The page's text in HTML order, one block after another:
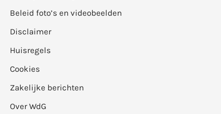
Beleid foto’s en videobeelden
Disclaimer
Huisregels
Cookies
Zakelijke berichten
Over WdG